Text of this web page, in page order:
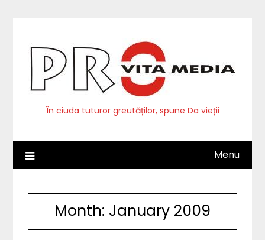
În ciuda tuturor greutăților, spune Da vieții
Menu
Month: January 2009